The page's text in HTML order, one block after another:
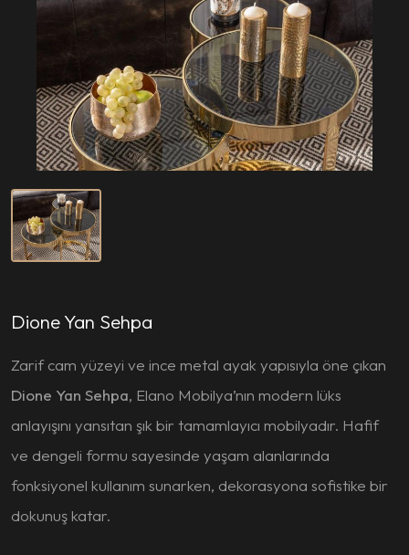
Dione Yan Sehpa
Zarif cam yüzeyi ve ince metal ayak yapısıyla öne çıkan
Dione Yan Sehpa, Elano Mobilya’nın modern lüks
anlayışını yansıtan şık bir tamamlayıcı mobilyadır. Hafif
ve dengeli formu sayesinde yaşam alanlarında
fonksiyonel kullanım sunarken, dekorasyona sofistike bir
dokunuş katar.